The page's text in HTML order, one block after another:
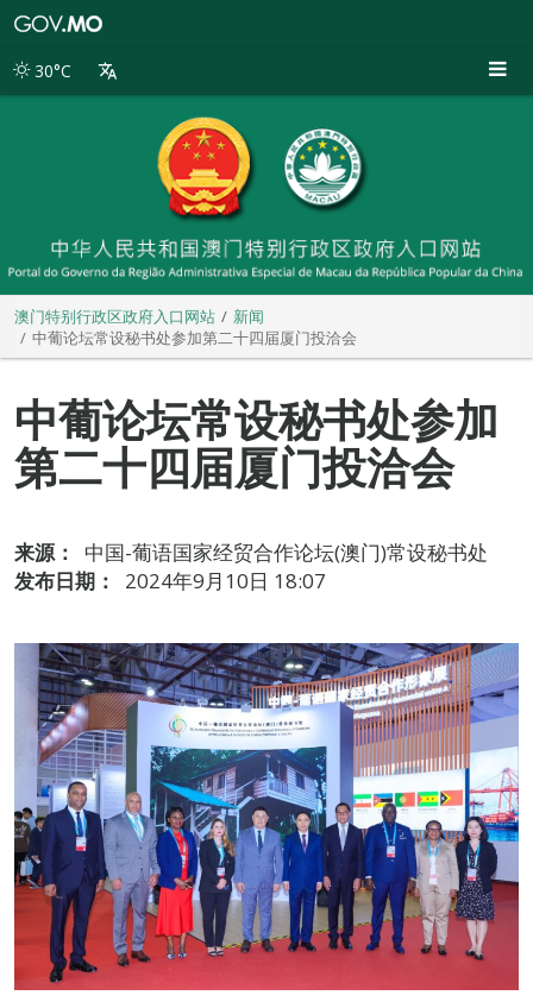
别
30°C
澳门特别行政区政府入口网站
新闻
中葡论坛常设秘书处参加第二十四届厦门投洽会
中葡论坛常设秘书处参加
第二十四届厦门投洽会
来源：
中国-葡语国家经贸合作论坛(澳门)常设秘书处
发布日期：
2024年9月10日 18:07